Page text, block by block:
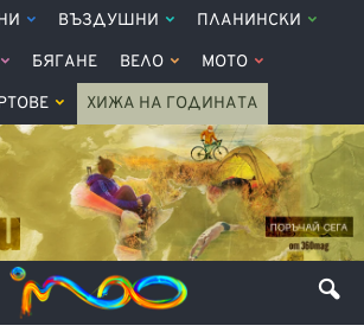
ВЪЗДУШНИ ПЛАНИНСКИ
БЯГАНЕ ВЕЛО МОТО
ХИЖА НА ГОДИНАТА